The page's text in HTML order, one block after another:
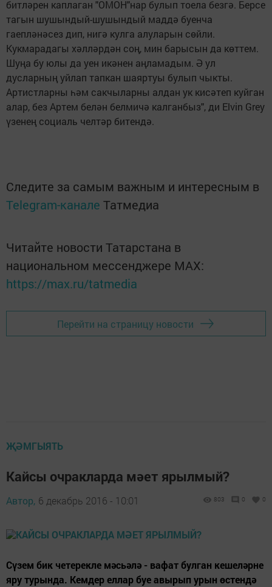
битләрен каплаган "ОМОН"нар булып тоела безгә. Берсе
тагын шушындый-шушындый маддә буенча
гаепләнәсез дип, нигә кулга алуларын сөйли.
Кукмарадагы хәлләрдән соң, мин барысын да көттем.
Шуңа бу юлы да уен икәнен аңламадым. Ә ул
дусларның уйлап тапкан шаяртуы булып чыкты.
Артистларны һәм сакчыларны алдан ук кисәтеп куйган
алар, без Артем белән белмичә калганбыз", ди Elvin Grey
үзенең социаль челтәр битендә.
Следите за самым важным и интересным в
Telegram-канале Татмедиа
Читайте новости Татарстана в
национальном мессенджере MАХ:
https://max.ru/tatmedia
Перейти на страницу новости
ҖӘМГЫЯТЬ
Кайсы очракларда мәет ярылмый?
Автор, 6 декабрь 2016 - 10:01 803 0 0
Сүзем бик четерекле мәсьәлә - вафат булган кешеләрне
яру турында. Кемдер еллар буе авырып урын өстендә